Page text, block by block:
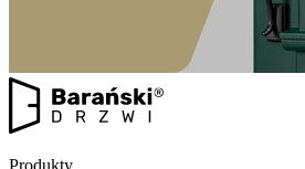
Produkty